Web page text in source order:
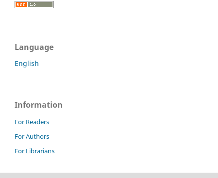
Language
English
Information
For Readers
For Authors
For Librarians